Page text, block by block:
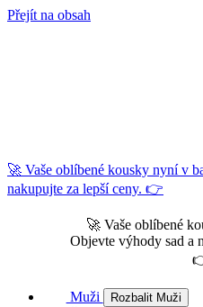
Přejít na obsah
🚀 Vaše oblíbené kousky nyní v
nakupujte za lepší ceny. 👉
🚀 Vaše oblíbené
Objevte výhody sad a
Muži Rozbalit Muži